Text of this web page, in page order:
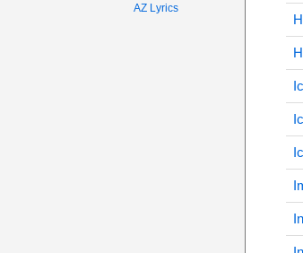
AZ Lyrics